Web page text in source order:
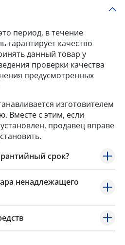
период, в течение
гарантирует качество
данный товар у
проверки качества
предусмотренных
изготовителем
Вместе с этим, если
продавец вправе
срок?
ненадлежащего